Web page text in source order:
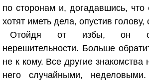
по сторонам и, догадавшись,
хотят иметь дела, опустив
Отойдя от избы, он
нерешительности. Больше
не к кому. Все другие
него случайными,